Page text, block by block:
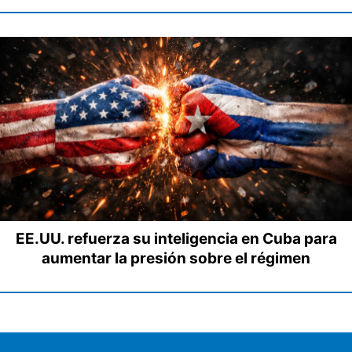
EE.UU. refuerza su inteligencia en Cuba para
aumentar la presión sobre el régimen